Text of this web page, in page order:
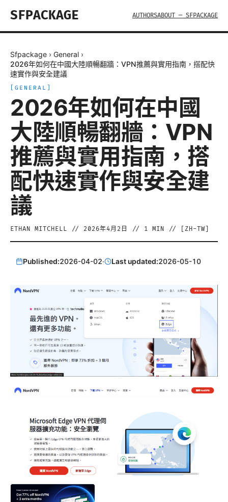
SFPACKAGE AUTHORSABOUT — SFPACKAGE
Sfpackage › General ›
2026年如何在中國大陸順暢翻牆：VPN推薦與實用指南，搭配快
速實作與安全建議
GENERAL
2026年如何在中國
大陸順暢翻牆：VPN
推薦與實用指南，搭
配快速實作與安全建
議
ETHAN MITCHELL // 2026年4月2日 // 1 MIN // [ ZH-TW
Published:2026-04-02· Last updated:2026-05-10